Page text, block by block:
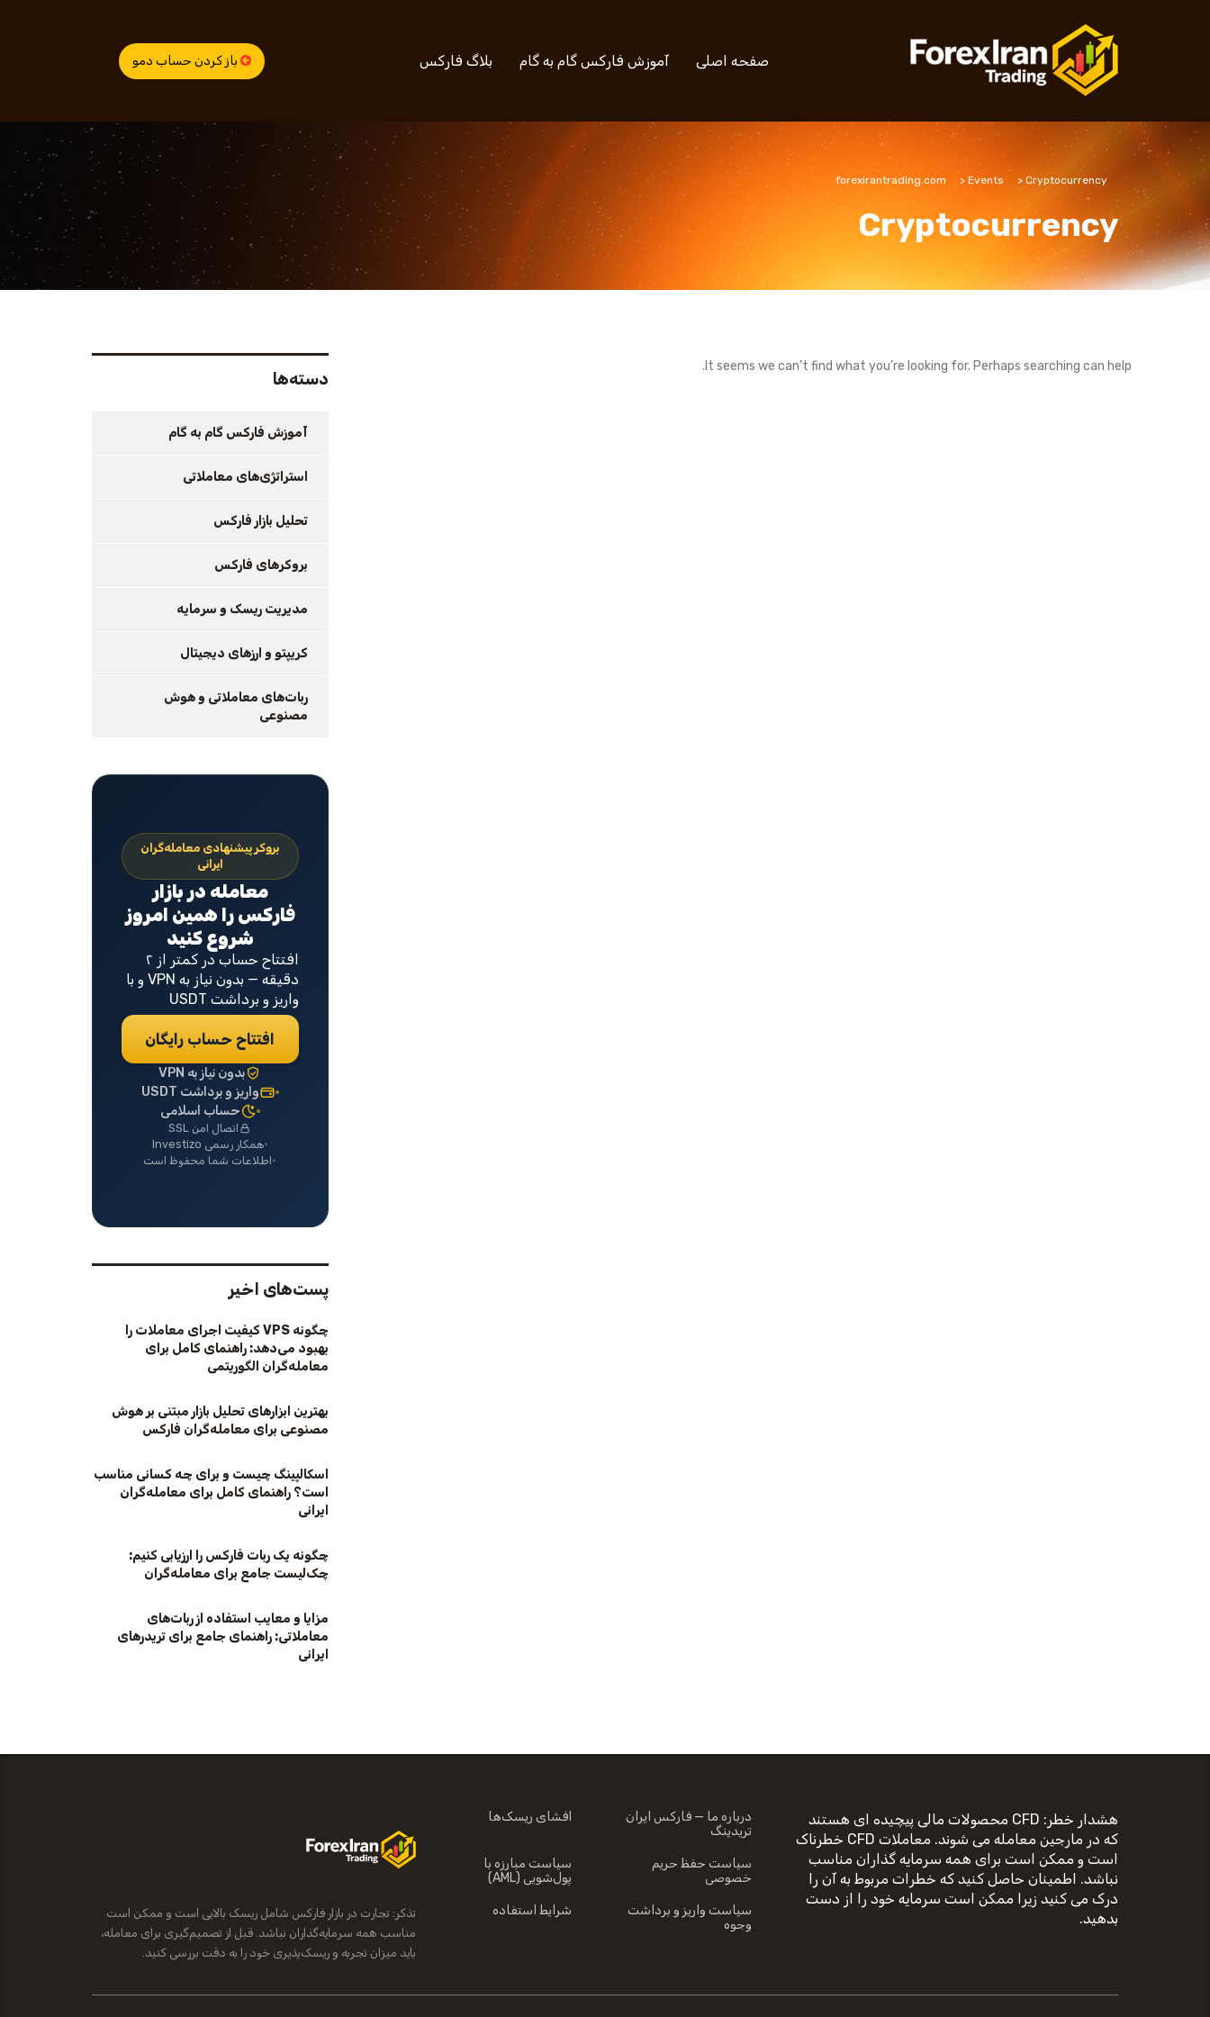
بلاگ فارکس آموزش فارکس گام به گام صفحه اصلی باز کردن حساب دمو
forexirantrading.com > Events > Cryptocurrency
Cryptocurrency
It seems we can’t find what you’re looking for. Perhaps searching can help.
دسته‌ها
آموزش فارکس گام به گام
استراتژی‌های معاملاتی
تحلیل بازار فارکس
بروکرهای فارکس
مدیریت ریسک و سرمایه
کریپتو و ارزهای دیجیتال
ربات‌های معاملاتی و هوش
مصنوعی
بروکر پیشنهادی معامله‌گران
ایرانی
معامله در بازار
فارکس را همین امروز
شروع کنید
افتتاح حساب در کمتر از ۲
دقیقه — بدون نیاز به VPN و با
واریز و برداشت USDT
افتتاح حساب رایگان
بدون نیاز به VPN
واریز و برداشت USDT
حساب اسلامی
اتصال امن SSL
همکار رسمی Investizo
اطلاعات شما محفوظ است
پست‌های اخیر
چگونه VPS کیفیت اجرای معاملات را
بهبود می‌دهد: راهنمای کامل برای
معامله‌گران الگوریتمی
بهترین ابزارهای تحلیل بازار مبتنی بر هوش
مصنوعی برای معامله‌گران فارکس
اسکالپینگ چیست و برای چه کسانی مناسب
است؟ راهنمای کامل برای معامله‌گران
ایرانی
چگونه یک ربات فارکس را ارزیابی کنیم:
چک‌لیست جامع برای معامله‌گران
مزایا و معایب استفاده از ربات‌های
معاملاتی: راهنمای جامع برای تریدرهای
ایرانی
تذکر: تجارت در بازار فارکس شامل ریسک بالایی است و ممکن است
مناسب همه سرمایه‌گذاران نباشد. قبل از تصمیم‌گیری برای معامله،
باید میزان تجربه و ریسک‌پذیری خود را به دقت بررسی کنید.
درباره ما — فارکس ایران
تریدینگ
افشای ریسک‌ها
سیاست حفظ حریم
خصوصی
سیاست مبارزه با
پول‌شویی (AML)
سیاست واریز و برداشت
وجوه
شرایط استفاده
هشدار خطر: CFD محصولات مالی پیچیده ای هستند
که در مارجین معامله می شوند. معاملات CFD خطرناک
است و ممکن است برای همه سرمایه گذاران مناسب
نباشد. اطمینان حاصل کنید که خطرات مربوط به آن را
درک می کنید زیرا ممکن است سرمایه خود را از دست
بدهید.